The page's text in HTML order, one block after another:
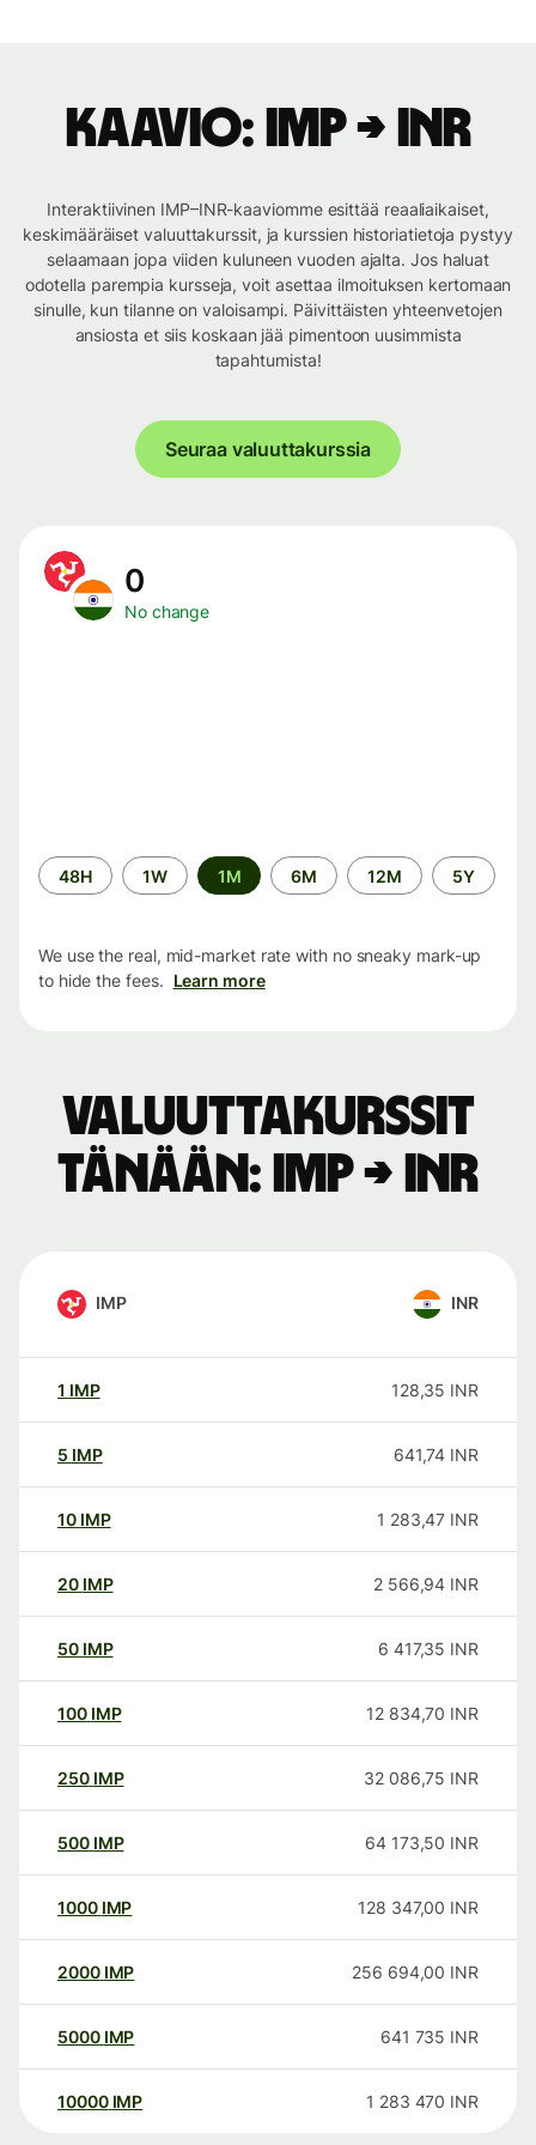
Kaavio: IMP → INR
Interaktiivinen IMP–INR-kaaviomme esittää reaaliaikaiset,
keskimääräiset valuuttakurssit, ja kurssien historiatietoja pystyy
selaamaan jopa viiden kuluneen vuoden ajalta. Jos haluat
odotella parempia kursseja, voit asettaa ilmoituksen kertomaan
sinulle, kun tilanne on valoisampi. Päivittäisten yhteenvetojen
ansiosta et siis koskaan jää pimentoon uusimmista
tapahtumista!
Seuraa valuuttakurssia
0
No change
Time
period
48H 1W 1M 6M 12M 5Y
We use the real, mid-market rate with no sneaky mark-up
to hide the fees. Learn more
Valuuttakurssit
tänään: IMP → INR
IMP INR
1 IMP 128,35 INR
5 IMP 641,74 INR
10 IMP 1 283,47 INR
20 IMP 2 566,94 INR
50 IMP 6 417,35 INR
100 IMP 12 834,70 INR
250 IMP 32 086,75 INR
500 IMP 64 173,50 INR
1000 IMP 128 347,00 INR
2000 IMP 256 694,00 INR
5000 IMP 641 735 INR
10000 IMP 1 283 470 INR